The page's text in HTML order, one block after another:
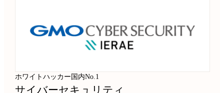
ホワイトハッカー国内No.1
サイバーセキュリティ